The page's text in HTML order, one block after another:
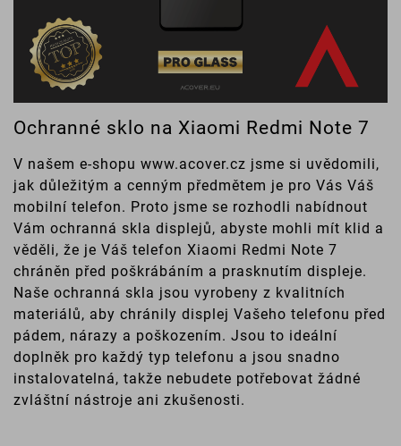
Ochranné sklo na Xiaomi Redmi Note 7
V našem e-shopu www.acover.cz jsme si uvědomili,
jak důležitým a cenným předmětem je pro Vás Váš
mobilní telefon. Proto jsme se rozhodli nabídnout
Vám ochranná skla displejů, abyste mohli mít klid a
věděli, že je Váš telefon Xiaomi Redmi Note 7
chráněn před poškrábáním a prasknutím displeje.
Naše ochranná skla jsou vyrobeny z kvalitních
materiálů, aby chránily displej Vašeho telefonu před
pádem, nárazy a poškozením. Jsou to ideální
doplněk pro každý typ telefonu a jsou snadno
instalovatelná, takže nebudete potřebovat žádné
zvláštní nástroje ani zkušenosti.